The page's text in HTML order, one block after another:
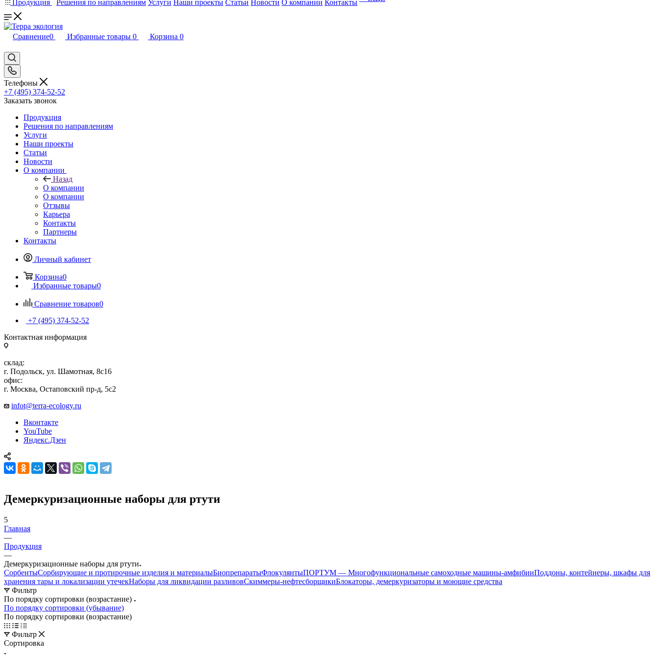
Продукция
Решения по направлениям Услуги Наши проекты Статьи Новости О компании Контакты
Сравнение0 Избранные товары 0 Корзина 0
Телефоны
+7 (495) 374-52-52
Заказать звонок
Продукция
Решения по направлениям
Услуги
Наши проекты
Статьи
Новости
О компании
Назад
О компании
О компании
Отзывы
Карьера
Контакты
Партнеры
Контакты
Личный кабинет
Корзина0
Избранные товары0
Сравнение товаров0
+7 (495) 374-52-52
Контактная информация
склад:
г. Подольск, ул. Шамотная, 8с16
офис:
г. Москва, Остаповский пр-д, 5с2
infot@terra-ecology.ru
Вконтакте
YouTube
Яндекс.Дзен
Демеркуризационные наборы для ртути
5
Главная
—
Продукция
—
Демеркуризационные наборы для ртути
СорбентыСорбирующие и протирочные изделия и материалыБиопрепаратыФлокулянтыПОРТУМ — Многофункциональные самоходные машины-амфибииПоддоны, контейнеры, шкафы для
хранения тары и локализации утечекНаборы для ликвидации разливовСкиммеры-нефтесборщикиБлокаторы, демеркуризаторы и моющие средства
Фильтр
По порядку сортировки (возрастание)
По порядку сортировки (убывание)
По порядку сортировки (возрастание)
Фильтр
Сортировка